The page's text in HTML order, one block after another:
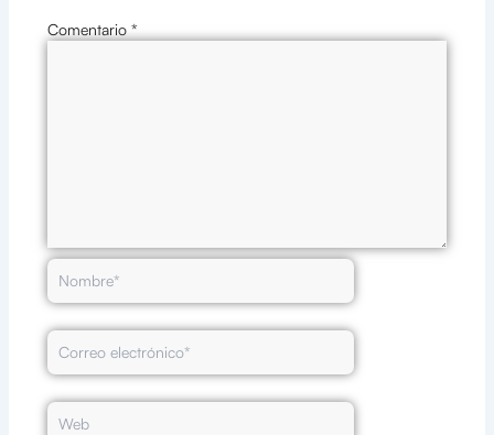
Comentario *
Nombre*
Correo
electrónico*
Web